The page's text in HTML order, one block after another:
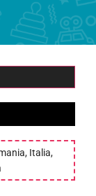
Italia,